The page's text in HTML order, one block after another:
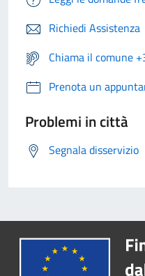
Richiedi Assistenza
Chiama il comune
Prenota un
Problemi in città
Segnala disservizio